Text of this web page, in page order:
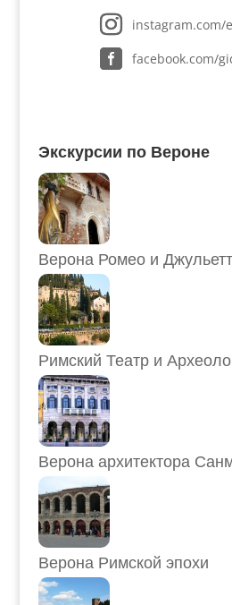
instagram.com/
facebook.com/
Экскурсии по Вероне
Верона Ромео и
Римский Театр и
Верона архитектора
Верона Римской эпохи